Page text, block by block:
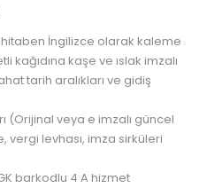
hitaben İngilizce olarak kaleme
kağıdına kaşe ve ıslak imzalı
tarih aralıkları ve gidiş
(Orijinal veya e imzalı güncel
levhası, imza sirküleri
barkodlu 4 A hizmet